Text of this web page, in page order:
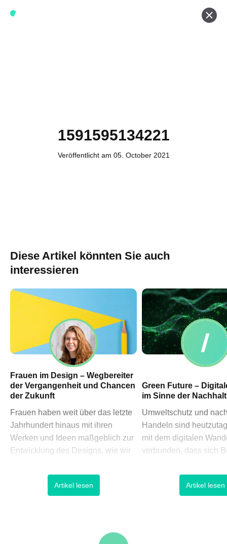
1591595134221
Veröffentlicht am 05. October 2021
Diese Artikel könnten Sie auch
interessieren
Frauen im Design – Wegbereiter
der Vergangenheit und Chancen
der Zukunft
Frauen haben weit über das letzte
Jahrhundert hinaus mit ihren
Werken und Ideen maßgeblich zur
Entwicklung des Designs, wie wir
Viele davon wurden jedoch erst
spät und nicht selten nach ihrem
gelinde gesagt ein reduziertes […]
Artikel lesen
Green Future –
im Sinne der
Umweltschutz und
Handeln sind
mit dem digitalen
verbunden, dass sich
oder Green
bedingt aufArtikel lesen
HN – Gymnasiumstraße 35
74072 Heilbronn
Datenschutzerklärung